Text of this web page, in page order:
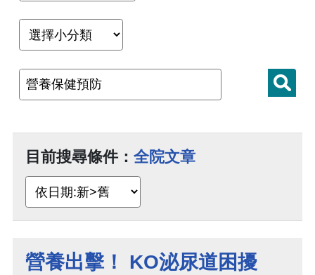
目前搜尋條件： 全院文章
營養出擊！ KO泌尿道困擾